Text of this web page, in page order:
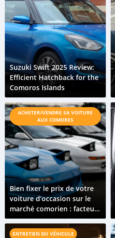
Suzuki Swift 2025 Review:
Efficient Hatchback for the
Comoros Islands
ACHETER/VENDRE SA VOITURE
AUX COMORES
Bien fixer le prix de votre
voiture d’occasion sur le
marché comorien : facteurs
à considérer
ENTRETIEN DU VÉHICULE